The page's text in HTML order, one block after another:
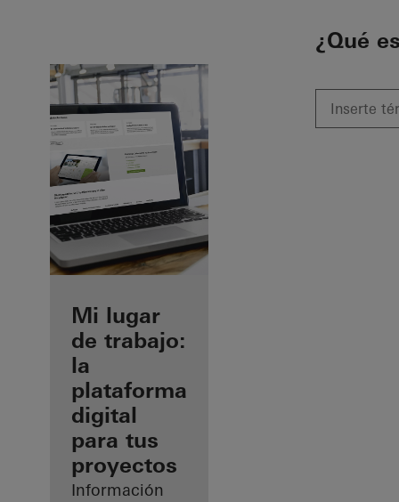
Beneficios
como
fabricante
registrado
Descubre
mi área
de
trabajo
Mi lugar
de trabajo:
la
plataforma
digital
para tus
proyectos
Información
¿Qué